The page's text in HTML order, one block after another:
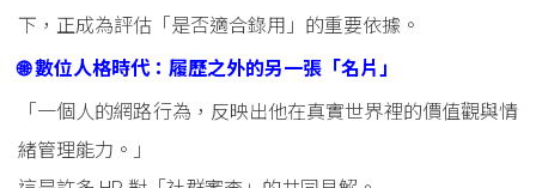
下，正成為評估「是否適合錄用」的重要依據。
🌐 數位人格時代：履歷之外的另一張「名片」
「一個人的網路行為，反映出他在真實世界裡的價值觀與情
緒管理能力。」